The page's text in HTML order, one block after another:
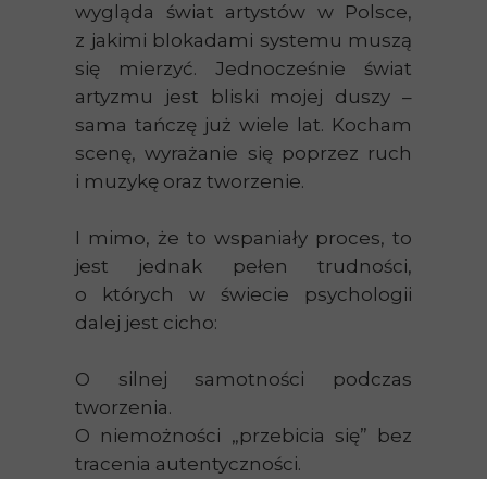
wygląda świat artystów w Polsce,
z jakimi blokadami systemu muszą
się mierzyć. Jednocześnie świat
artyzmu jest bliski mojej duszy –
sama tańczę już wiele lat. Kocham
scenę, wyrażanie się poprzez ruch
i muzykę oraz tworzenie.
I mimo, że to wspaniały proces, to
jest jednak pełen trudności,
o których w świecie psychologii
dalej jest cicho:
O silnej samotności podczas
tworzenia.
O niemożności „przebicia się” bez
tracenia autentyczności.